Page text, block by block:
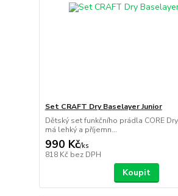
Set CRAFT Dry Baselayer Junior
Dětský set funkčního prádla CORE
má lehký a příjemn...
990 Kč/ks
818 Kč bez DPH
Koupit